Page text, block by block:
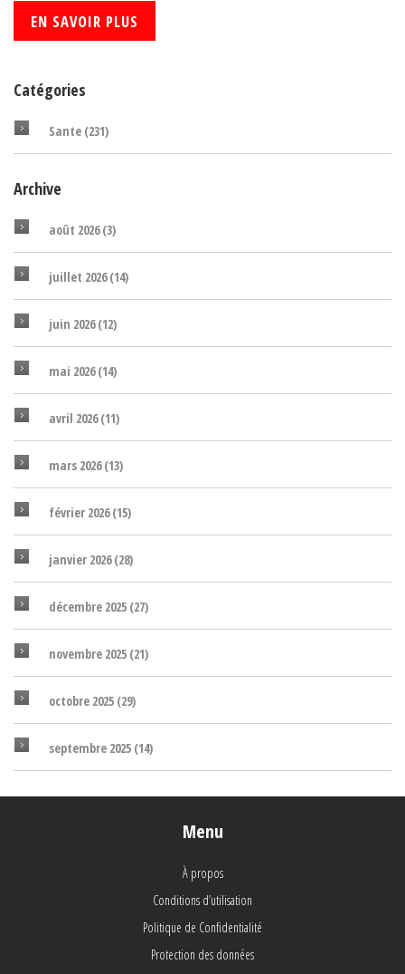
EN SAVOIR PLUS
Catégories
Sante (231)
Archive
août 2026(3)
juillet 2026(14)
juin 2026(12)
mai 2026(14)
avril 2026(11)
mars 2026(13)
février 2026(15)
janvier 2026(28)
décembre 2025 (27)
novembre 2025 (21)
octobre 2025 (29)
septembre 2025 (14)
Menu
À propos
Conditions d’utilisation
Politique de Confidentialité
Protection des données